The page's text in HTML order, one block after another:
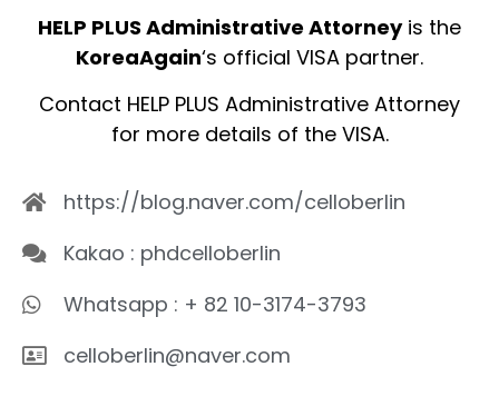
HELP PLUS Administrative Attorneyis the
KoreaAgain‘s official VISA partner.
Contact HELP PLUS Administrative Attorney
for more details of the VISA.
https://blog.naver.com/celloberlin
Kakao : phdcelloberlin
Whatsapp : + 82 10-3174-3793
celloberlin@naver.com